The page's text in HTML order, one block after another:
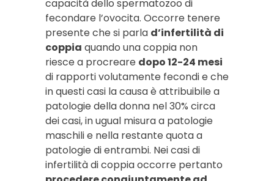
capacità dello spermatozoo di
fecondare l’ovocita. Occorre tenere
presente che si parla d’infertilità di
coppia quando una coppia non
riesce a procreare dopo 12-24 mesi
di rapporti volutamente fecondi e che
in questi casi la causa è attribuibile a
patologie della donna nel 30% circa
dei casi, in ugual misura a patologie
maschili e nella restante quota a
patologie di entrambi. Nei casi di
infertilità di coppia occorre pertanto